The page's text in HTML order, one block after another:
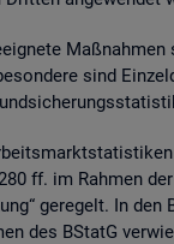
sind
ff. im Rah­men
ge­re­gelt. In
des BStatG